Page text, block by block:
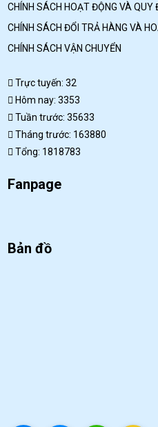
CHÍNH SÁCH HOẠT ĐỘNG VÀ QUY
CHÍNH SÁCH ĐỔI TRẢ HÀNG VÀ
CHÍNH SÁCH VẬN CHUYỂN
Trực tuyến: 32
Hôm nay: 3353
Tuần trước: 35633
Tháng trước: 163880
Tổng: 1818783
Fanpage
Bản đồ